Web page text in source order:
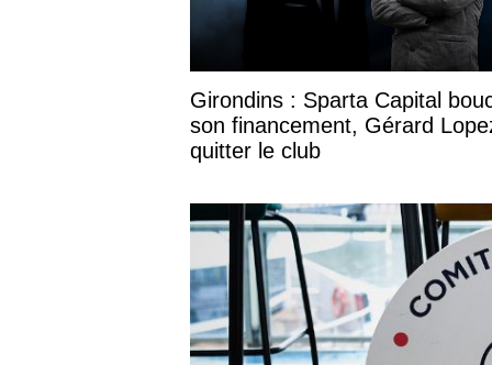
Girondins : Sparta Capital
son financement, Gérard
quitter le club